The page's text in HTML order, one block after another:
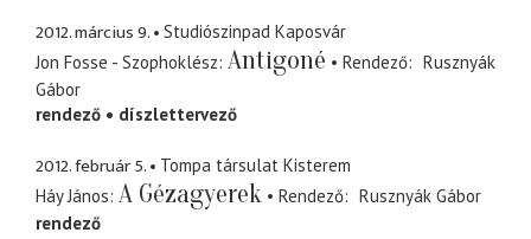
2012. március 9.
Studiószinpad Kaposvár
Jon Fosse - Szophoklész Antigoné Rendező
Rusznyák
Gábor
rendező
díszlettervező
2012. február 5.
Tompa társulat Kisterem
Háy János A Gézagyerek Rendező
Rusznyák Gábor
rendező